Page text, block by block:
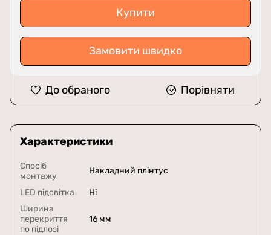
Купити
Замовити швидко
До обраного Порівняти
Характеристики
Спосіб
монтажу
Накладний плінтус
LED підсвітка
Ні
Ширина
перекриття
по підлозі
16 мм